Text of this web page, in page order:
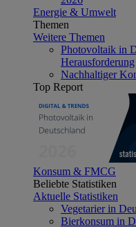
Energie & Umwelt
Themen
Weitere Themen
Photovoltaik in
Herausforderung
Nachhaltiger
Top Report
Konsum & FMCG
Beliebte Statistiken
Aktuelle Statistiken
Vegetarier in
Bierkonsum in